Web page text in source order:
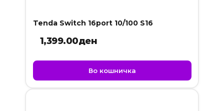
Tenda Switch 16port 10/100 S16
1,399.00ден
Во кошничка